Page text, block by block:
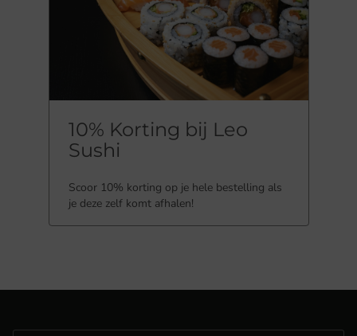
10% Korting bij Leo
Sushi
Scoor 10% korting op je hele bestelling als
je deze zelf komt afhalen!